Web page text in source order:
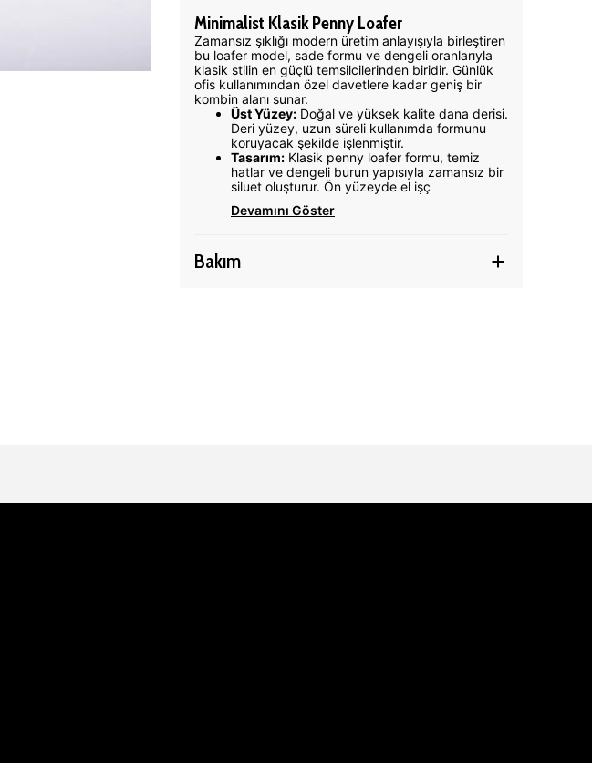
Minimalist Klasik Penny Loafer
Zamansız şıklığı modern üretim anlayışıyla birleştiren
bu loafer model, sade formu ve dengeli oranlarıyla
klasik stilin en güçlü temsilcilerinden biridir. Günlük
ofis kullanımından özel davetlere kadar geniş bir
kombin alanı sunar.
Üst Yüzey: Doğal ve yüksek kalite dana derisi.
Deri yüzey, uzun süreli kullanımda formunu
koruyacak şekilde işlenmiştir.
Tasarım: Klasik penny loafer formu, temiz
hatlar ve dengeli burun yapısıyla zamansız bir
siluet oluşturur. Ön yüzeyde el işç
Devamını Göster
Bakım